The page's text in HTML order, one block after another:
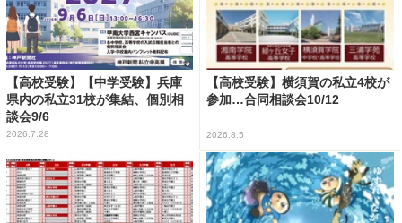
【高校受験】【中学受験】兵庫
県内の私立31校が集結、個別相
談会9/6
2026.7.28
【高校受験】横須賀の私立4校が
参加…合同相談会10/12
2026.8.5